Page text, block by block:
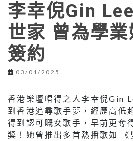
李幸倪Gin
世家 曾為學
簽約
03/01/2025
香港樂壇唱得之人李幸倪Gin
到香港追尋歌手夢，經歷高低
得到認可嘅女歌手，早前更奪
獎！她曾推出多首熱播歌如 《